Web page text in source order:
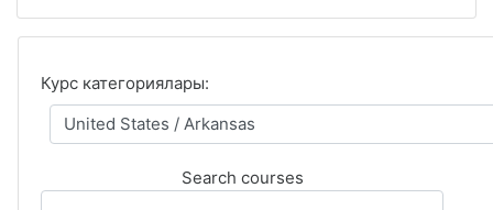
Курс категориялары:
Search courses